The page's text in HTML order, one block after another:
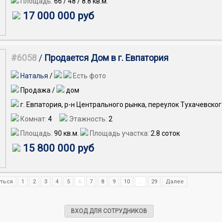
17 000 000 руб
#6058 / Продается Дом в г. Евпатория
Наталья /
Есть фото
Продажа /
дом
г. Евпатория, р-н Центрального рынка, переулок
Комнат: 4 Этажность: 2
Площадь: 90 кв.м. Площадь участка: 2.8 соток
15 800 000 руб
1 2 3 4 5 6 7 8 9 10 ... 29 Далее
ВХОД ДЛЯ СОТРУДНИКОВ